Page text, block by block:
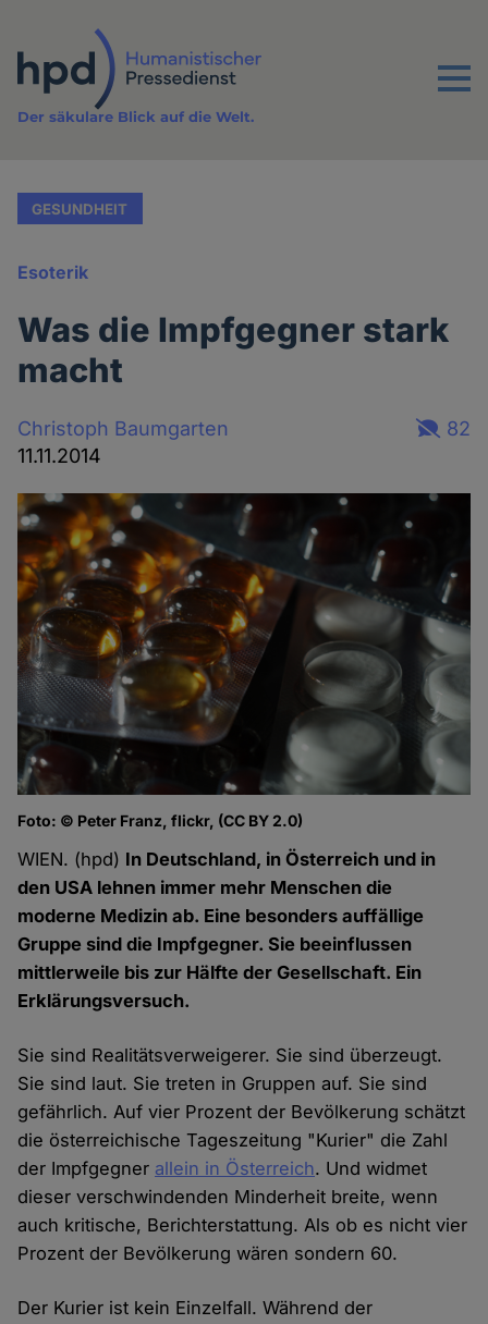
Inhalt
Menu
Der säkulare Blick auf die Welt.
GESUNDHEIT
Esoterik
Was die Impfgegner stark
macht
Christoph Baumgarten
11.11.2014
82
Foto: © Peter Franz, flickr, (CC BY 2.0)
WIEN. (hpd) In Deutschland, in Österreich und in
den USA lehnen immer mehr Menschen die
moderne Medizin ab. Eine besonders auffällige
Gruppe sind die Impfgegner. Sie beeinflussen
mittlerweile bis zur Hälfte der Gesellschaft. Ein
Erklärungsversuch.
Sie sind Realitätsverweigerer. Sie sind überzeugt.
Sie sind laut. Sie treten in Gruppen auf. Sie sind
gefährlich. Auf vier Prozent der Bevölkerung schätzt
die österreichische Tageszeitung "Kurier" die Zahl
der Impfgegner allein in Österreich. Und widmet
dieser verschwindenden Minderheit breite, wenn
auch kritische, Berichterstattung. Als ob es nicht vier
Prozent der Bevölkerung wären sondern 60.
Der Kurier ist kein Einzelfall. Während der